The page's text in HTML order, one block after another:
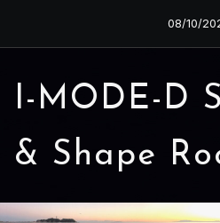
ッ
08/10/
I-MODE-D
& Shape